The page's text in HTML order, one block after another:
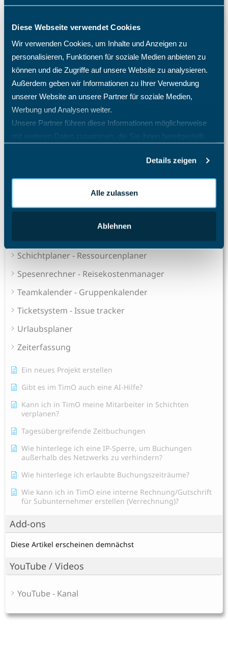
Diese Webseite verwendet Cookies
Wir verwenden Cookies, um Inhalte und Anzeigen zu
personalisieren, Funktionen für soziale Medien anbieten zu
können und die Zugriffe auf unsere Website zu analysieren.
Außerdem geben wir Informationen zu Ihrer Verwendung
unserer Website an unsere Partner für soziale Medien,
Werbung und Analysen weiter.
Unsere Partner führen diese Informationen möglicherweise
mit weiteren Daten zusammen, die Sie ihnen bereitgestellt
Details zeigen
Alle zulassen
Ablehnen
Kann ich das TimO-System mit Active Directory (AD)
Kommen/Gehen Button, Icon fehlt, was tun?
Mein Mitarbeiter sieht die Abwesenheitsart Krank nicht,
was mache ich?
Mitarbeit sieht kein Projekt zum Buchen.
Projektzeiterfassung nicht möglich.
Mitarbeiter E-Mail Benachrichtigung Konfiguration
Projekt Stundennachweis
Tagesübergreifende Zeitbuchungen
Wie kann ich den Urlaub eines Mitarbeiters löschen
Schichtplaner - Ressourcenplaner
Spesenrechner - Reisekostenmanager
Teamkalender - Gruppenkalender
Ticketsystem - Issue tracker
Urlaubsplaner
Zeiterfassung
Ein neues Projekt erstellen
Gibt es im TimO auch eine AI-Hilfe?
Kann ich in TimO meine Mitarbeiter in Schichten
verplanen?
Tagesübergreifende Zeitbuchungen
Wie hinterlege ich eine IP-Sperre, um Buchungen
außerhalb des Netzwerks zu verhindern?
Wie hinterlege ich erlaubte Buchungszeiträume?
Wie kann ich in TimO eine interne Rechnung/Gutschrift
für Subunternehmer erstellen (Verrechnung)?
Add-ons
Diese Artikel erscheinen demnächst
YouTube / Videos
YouTube - Kanal